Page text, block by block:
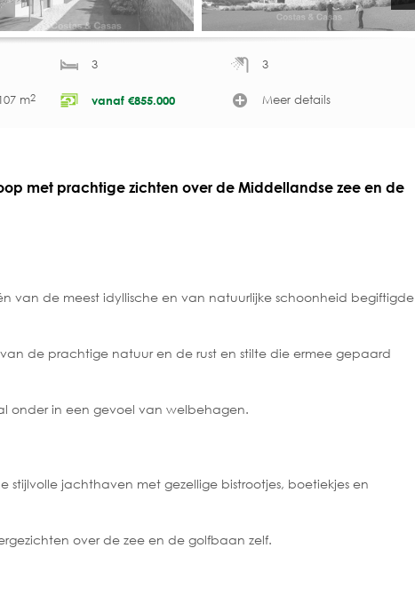
3 3
m2 vanaf €855.000 Meer details
met prachtige zichten over de Middellandse zee en de
van de meest idyllische en van natuurlijke schoonheid begiftigde
de prachtige natuur en de rust en stilte die ermee gepaard
onder in een gevoel van welbehagen.
jachthaven met gezellige bistrootjes, boetiekjes en
over de zee en de golfbaan zelf.